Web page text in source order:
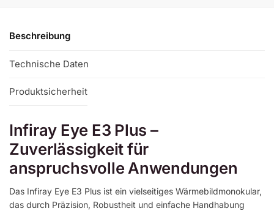
v
:
Beschreibung
Technische Daten
Produktsicherheit
Infiray Eye E3 Plus –
Zuverlässigkeit für
anspruchsvolle Anwendungen
Das Infiray Eye E3 Plus ist ein vielseitiges Wärmebildmonokular,
das durch Präzision, Robustheit und einfache Handhabung